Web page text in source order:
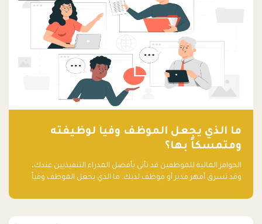
ما الذي يجعل الموظف وفياً لوظيفته
ومتمسكاً بها؟
الحوافز المالية للموظفين قد تأتي بأفضل المدراء التنفيذيين عندك،
وقد تسرق أمهر مدير أو موظف لديك. ما الذي يجعل الموظف وفياً